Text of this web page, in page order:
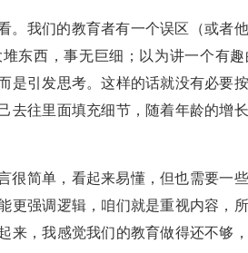
。我们的教育者有一个误区（或者
东西，事无巨细；以为讲一个有
是引发思考。这样的话就没有必要
去往里面填充细节，随着年龄的增
很简单，看起来易懂，但也需要一
更强调逻辑，咱们就是重视内容，
来，我感觉我们的教育做得还不够